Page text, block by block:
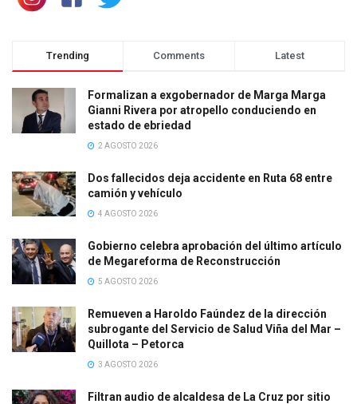
Trending Comments Latest
Formalizan a exgobernador de Marga Marga
Gianni Rivera por atropello conduciendo en
estado de ebriedad
2 AGOSTO 2026
Dos fallecidos deja accidente en Ruta 68 entre
camión y vehículo
4 AGOSTO 2026
Gobierno celebra aprobación del último artículo
de Megareforma de Reconstrucción
5 AGOSTO 2026
Remueven a Haroldo Faúndez de la dirección
subrogante del Servicio de Salud Viña del Mar –
Quillota – Petorca
3 AGOSTO 2026
Filtran audio de alcaldesa de La Cruz por sitio